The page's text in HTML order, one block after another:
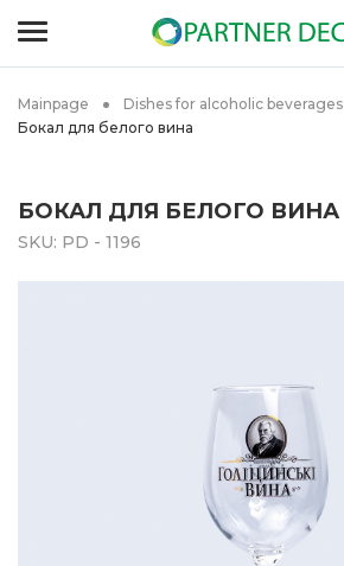
Mainpage Dishes for alcoholic beverages
Бокал для белого вина
БОКАЛ ДЛЯ БЕЛОГО ВИНА
SKU: PD - 1196